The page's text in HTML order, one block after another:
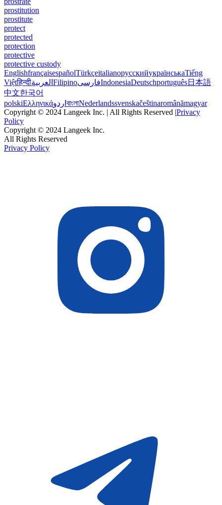
prostitution
prostitute
protect
protected
protection
protective
protective custody
EnglishfrançaisespañolTürkçeitalianoрусскийукраїнськаTiếng
Việtहिन्दीالعربية FilipinoفارسیIndonesiaDeutschportuguês日本語
中文한국어
polskiΕλληνικάاردو বাংলাNederlandssvenskačeštinaromânămagyar
Copyright © 2024 Langeek Inc. | All Rights Reserved |Privacy
Policy
Copyright © 2024 Langeek Inc.
All Rights Reserved
Privacy Policy